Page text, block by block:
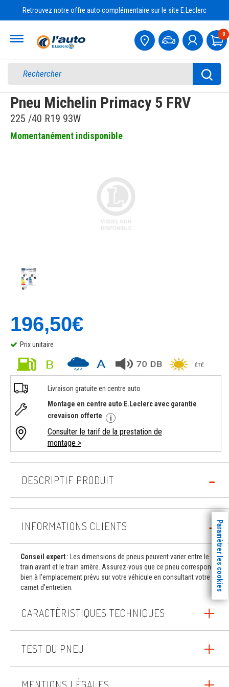
Retrouvez notre offre auto complémentaire sur le site E.Leclerc
0
Pneu Michelin Primacy 5 FRV
225 /40 R19 93W
Momentanément indisponible
196,50€
Prix unitaire
Livraison gratuite en centre auto
Montage en centre auto E.Leclerc avec garantie
crevaison offerte
Consulter le tarif de la prestation de
montage >
DESCRIPTIF PRODUIT
INFORMATIONS CLIENTS
Conseil expert : Les dimensions de pneus peuvent varier entre le
train avant et le train arrière. Assurez-vous que ce pneu correspond
bien à l'emplacement prévu sur votre véhicule en consultant votre
carnet d'entretien.
CARACTÉRISTIQUES TECHNIQUES
TEST DU PNEU
MENTIONS LÉGALES
Paramètrer les cookies